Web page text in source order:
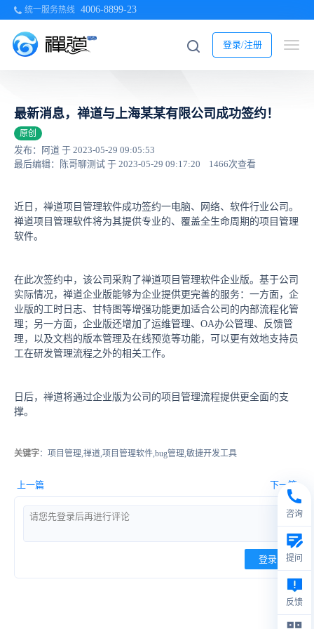
统一服务热线 4006-8899-23
登录/注册
最新消息，禅道与上海某某有限公司成功签约！
原创
发布：阿道 于 2023-05-29 09:05:53
最后编辑：陈哥聊测试 于 2023-05-29 09:17:20
1466次查看
近日，禅道项目管理软件成功签约一电脑、网络、软件行业公司。
禅道项目管理软件将为其提供专业的、覆盖全生命周期的项目管理
软件。
在此次签约中，该公司采购了禅道项目管理软件企业版。基于公司
实际情况，禅道企业版能够为企业提供更完善的服务：一方面，企
业版的工时日志、甘特图等增强功能更加适合公司的内部流程化管
理；另一方面，企业版还增加了运维管理、OA办公管理、反馈管
理，以及文档的版本管理及在线预览等功能，可以更有效地支持员
工在研发管理流程之外的相关工作。
日后，禅道将通过企业版为公司的项目管理流程提供更全面的支
撑。
关键字：项目管理,禅道,项目管理软件,bug管理,敏捷开发工具
上一篇 下一篇
登录
咨询
提问
反馈